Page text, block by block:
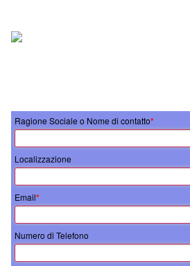
Ragione Sociale o Nome di contatto*
Localizzazione
Email*
Numero di Telefono